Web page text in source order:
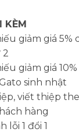
KÈM
giảm giá 5%
2
giảm giá
sinh nhật
viết thiệp
hàng
lỗi 1 đổi 1